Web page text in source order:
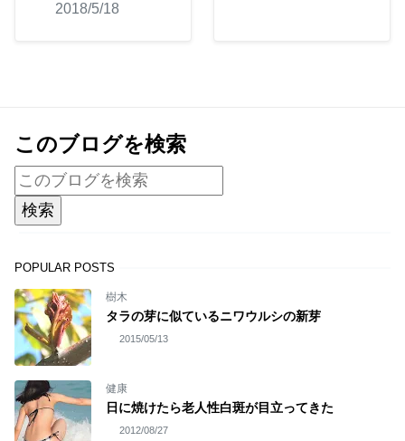
2018/5/18
このブログを検索
POPULAR POSTS
樹木
タラの芽に似ているニワウルシの新芽
2015/05/13
健康
日に焼けたら老人性白斑が目立ってきた
2012/08/27